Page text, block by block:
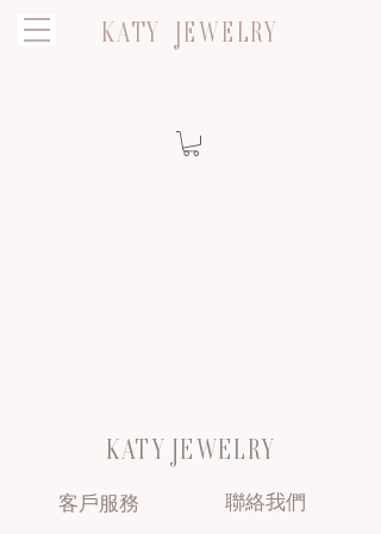
KATY JEWELRY
KATY JEWELRY
客戶服務 聯絡我們